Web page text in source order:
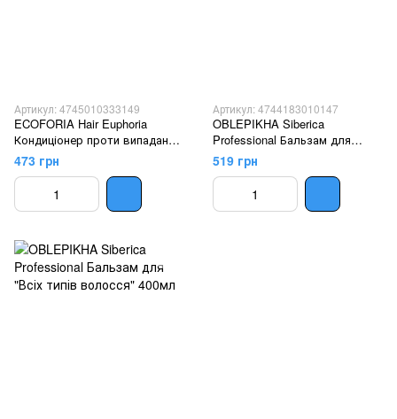
Артикул: 4745010333149
ECOFORIA Hair Euphoria
Кондиціонер проти випадання
волосся 400мл
473 грн
Артикул: 4744183010147
OBLEPIKHA Siberica
Professional Бальзам для
"Слабкого і Пошкодженого
волосся" 400мл
519 грн